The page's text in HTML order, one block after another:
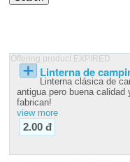
Offering product EXPIRED
Linterna de
Linterna clásica de
antigua pero buena calidad
fabrican!
view more
2.00 đ